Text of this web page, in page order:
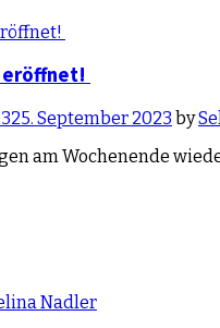
eröffnet!
25. September 2023 by
am Wochenende
Nadler